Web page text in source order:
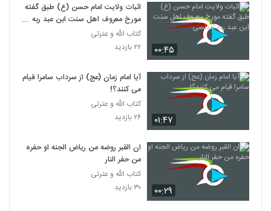
۰۰:۴۵
اثبات ولایت امام حسن (ع) طبق گفته
مورخ معروف اهل سنت ابن عبد ربه
اندلسی
کتاب الله و عترتی
۲۲ بازدید
۰۱:۴۷
آیا امام زمان (عج) از سرداب سامرا قیام
می کنند؟!
کتاب الله و عترتی
۲۶ بازدید
۰۰:۲۹
ان القبر روضه من ریاض الجنه او حفره
من حفر النار
کتاب الله و عترتی
۳۰ بازدید